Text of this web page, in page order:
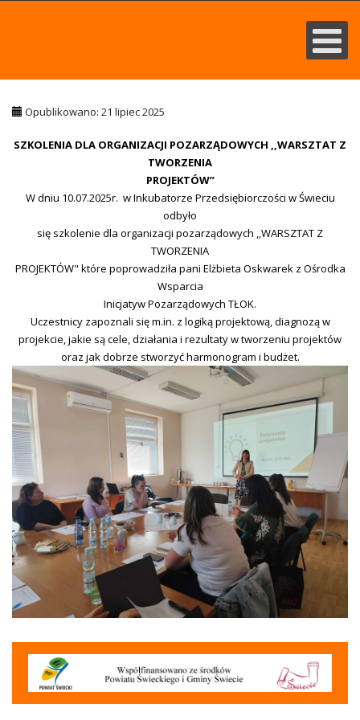
Opublikowano: 21 lipiec 2025
SZKOLENIA DLA ORGANIZACJI POZARZĄDOWYCH ,,WARSZTAT Z
TWORZENIA
PROJEKTÓW”
W dniu 10.07.2025r. w Inkubatorze Przedsiębiorczości w Świeciu
odbyło
się szkolenie dla organizacji pozarządowych ,,WARSZTAT Z
TWORZENIA
PROJEKTÓW" które poprowadziła pani Elżbieta Oskwarek z Ośrodka
Wsparcia
Inicjatyw Pozarządowych TŁOK.
Uczestnicy zapoznali się m.in. z logiką projektową, diagnozą w
projekcie, jakie są cele, działania i rezultaty w tworzeniu projektów
oraz jak dobrze stworzyć harmonogram i budżet.